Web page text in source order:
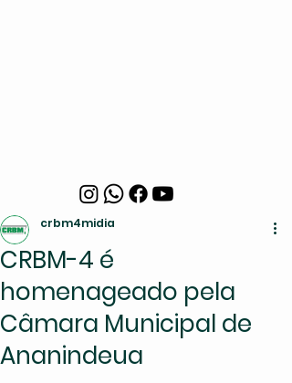
CRBM-4 é
homenageado pela
Câmara Municipal de
Ananindeua
crbm4midia